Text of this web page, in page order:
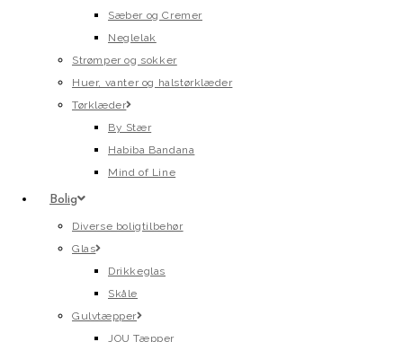
Sæber og Cremer
Neglelak
Strømper og sokker
Huer, vanter og halstørklæder
Tørklæder
By Stær
Habiba Bandana
Mind of Line
Bolig
Diverse boligtilbehør
Glas
Drikkeglas
Skåle
Gulvtæpper
JOU Tæpper